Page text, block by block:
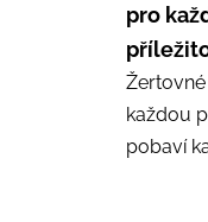
pro
každou
pobaví